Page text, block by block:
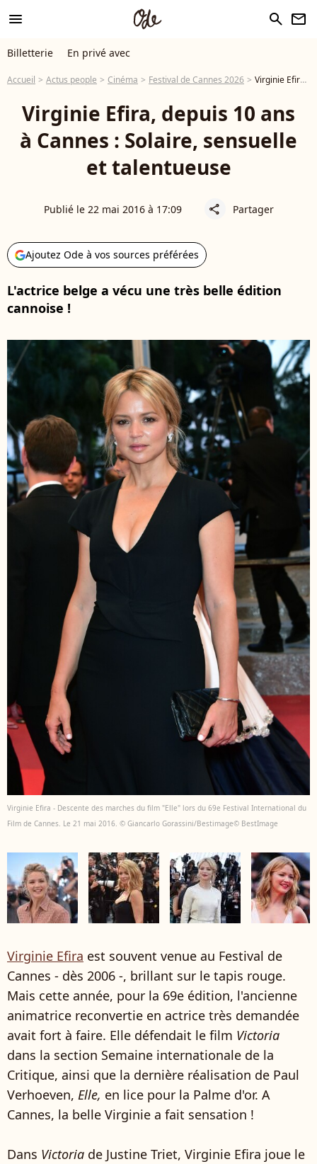
menu search newsletter
Billetterie En privé avec
Accueil Actus people Cinéma Festival de Cannes 2026 Virginie Efira, depuis 10 ans à Cannes : Solaire, sensuelle et talentueuse
Virginie Efira, depuis 10 ans
à Cannes : Solaire, sensuelle
et talentueuse
Publié le 22 mai 2016 à 17:09 share Partager
Ajoutez Ode à vos sources préférées
L'actrice belge a vécu une très belle édition
cannoise !
Virginie Efira - Descente des marches du film "Elle" lors du 69e Festival International du
Film de Cannes. Le 21 mai 2016. © Giancarlo Gorassini/Bestimage© BestImage
Virginie Efira est souvent venue au Festival de
Cannes - dès 2006 -, brillant sur le tapis rouge.
Mais cette année, pour la 69e édition, l'ancienne
animatrice reconvertie en actrice très demandée
avait fort à faire. Elle défendait le film Victoria
dans la section Semaine internationale de la
Critique, ainsi que la dernière réalisation de Paul
Verhoeven, Elle, en lice pour la Palme d'or. A
Cannes, la belle Virginie a fait sensation !
Dans Victoria de Justine Triet, Virginie Efira joue le